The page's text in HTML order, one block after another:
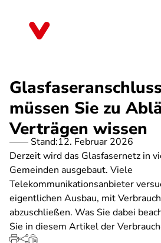
müssen Sie zu
Verträgen wissen
Stand:12. Februar 2026
Derzeit wird das Glasfasernetz in
Gemeinden ausgebaut. Viele
Telekommunikationsanbieter
eigentlichen Ausbau, mit
abzuschließen. Was Sie dabei
Sie in diesem Artikel der